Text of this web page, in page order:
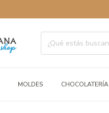
MOLDES CHOCOLATERÍA